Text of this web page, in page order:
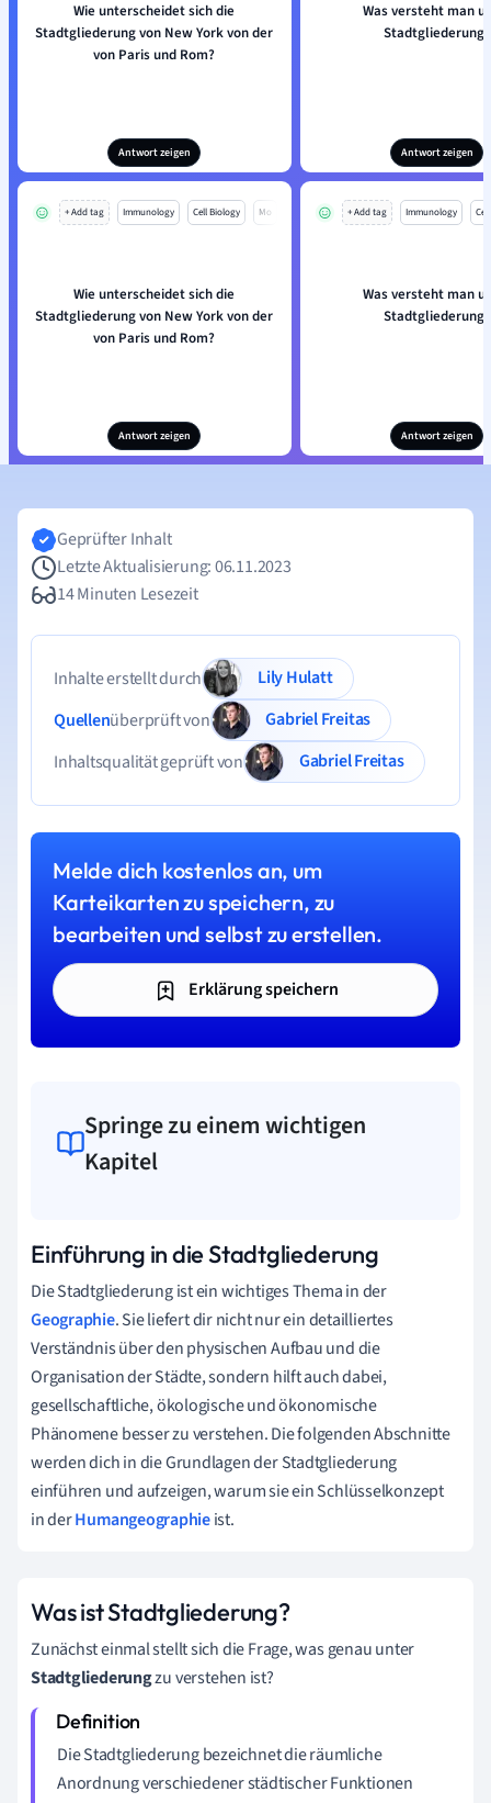
Wie unterscheidet sich die
Stadtgliederung von New York von der
von Paris und Rom?
Antwort zeigen
Was versteht man
Stadtgliederung?
Antwort zeigen
+ Add tag Immunology Cell Biology Mo
Wie unterscheidet sich die
Stadtgliederung von New York von der
von Paris und Rom?
Antwort zeigen
+ Add tag Immunology
Was versteht man
Stadtgliederung?
Antwort zeigen
Geprüfter Inhalt
Letzte Aktualisierung: 06.11.2023
14 Minuten Lesezeit
Inhalte erstellt durch
Lily Hulatt
Quellenüberprüft von
Gabriel Freitas
Inhaltsqualität geprüft von
Gabriel Freitas
Melde dich kostenlos an, um
Karteikarten zu speichern, zu
bearbeiten und selbst zu erstellen.
Erklärung speichern
Springe zu einem wichtigen
Kapitel
Einführung in die Stadtgliederung
Die Stadtgliederung ist ein wichtiges Thema in der
Geographie. Sie liefert dir nicht nur ein detailliertes
Verständnis über den physischen Aufbau und die
Organisation der Städte, sondern hilft auch dabei,
gesellschaftliche, ökologische und ökonomische
Phänomene besser zu verstehen. Die folgenden Abschnitte
werden dich in die Grundlagen der Stadtgliederung
einführen und aufzeigen, warum sie ein Schlüsselkonzept
in derHumangeographieist.
Was ist Stadtgliederung?
Zunächst einmal stellt sich die Frage, was genau unter
Stadtgliederungzu verstehen ist?
Die Stadtgliederung bezeichnet die räumliche
Anordnung verschiedener städtischer Funktionen